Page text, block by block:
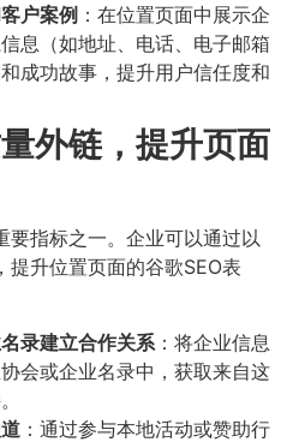
户案例 ：在位置页面中展示企
息（如地址、电话、电子邮箱
成功故事，提升用户信任度和
外链，提升页面
要指标之一。企业可以通过以
升位置页面的谷歌SEO表
录建立合作关系 ：将企业信息
会或企业名录中，获取来自这
：通过参与本地活动或赞助行